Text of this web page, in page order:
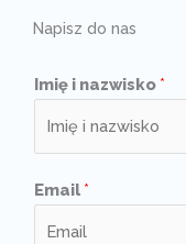
Napisz do nas
Imię i nazwisko *
Email *